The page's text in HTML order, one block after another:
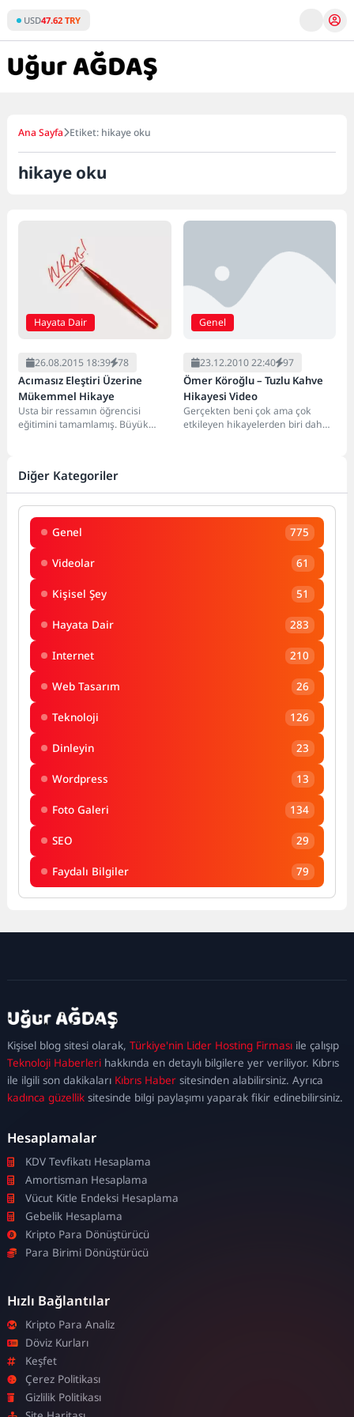
content
USD47.62 TRY
Ana Sayfa Etiket: hikaye oku
hikaye oku
Hayata Dair
26.08.2015 18:39 78
Acımasız Eleştiri Üzerine
Mükemmel Hikaye
Usta bir ressamın öğrencisi
eğitimini tamamlamış. Büyük
Genel
23.12.2010 22:40 97
Ömer Köroğlu – Tuzlu Kahve
Hikayesi Video
Gerçekten beni çok ama çok
etkileyen hikayelerden biri daha
Diğer Kategoriler
Genel 775
Videolar 61
Kişisel Şey 51
Hayata Dair 283
Internet 210
Web Tasarım 26
Teknoloji 126
Dinleyin 23
Wordpress 13
Foto Galeri 134
SEO 29
Faydalı Bilgiler 79
Kişisel blog sitesi olarak,Türkiye'nin Lider Hosting Firması ile çalışıp
Teknoloji Haberleri hakkında en detaylı bilgilere yer veriliyor. Kıbrıs
ile ilgili son dakikaları Kıbrıs Haber sitesinden alabilirsiniz. Ayrıca
kadınca güzellik sitesinde bilgi paylaşımı yaparak fikir edinebilirsiniz.
kadıköy
escortmaltepe
escortataşehir
escortümraniye
escort
Hesaplamalar
KDV Tevfikatı Hesaplama
Amortisman Hesaplama
Vücut Kitle Endeksi Hesaplama
Gebelik Hesaplama
Kripto Para Dönüştürücü
Para Birimi Dönüştürücü
Hızlı Bağlantılar
Kripto Para Analiz
Döviz Kurları
Keşfet
Çerez Politikası
Gizlilik Politikası